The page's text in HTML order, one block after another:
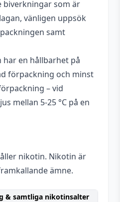
biverkningar som är
vänligen uppsök
samt
har en hållbarhet på
förpackning och minst
– vid
mellan 5-25 °C på en
nikotin. Nikotin är
ämne.
& samtliga nikotinsalter